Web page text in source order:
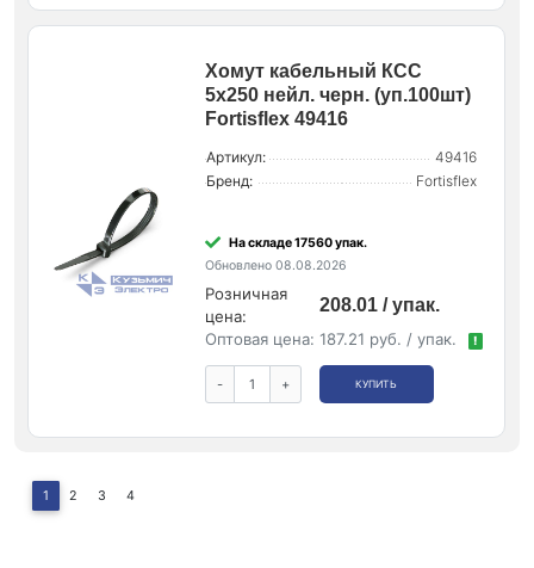
Хомут кабельный КСС
5х250 нейл. черн. (уп.100шт)
Fortisflex 49416
Артикул:
49416
Бренд:
Fortisflex
На складе 17560 упак.
Обновлено 08.08.2026
Розничная
цена:
208.01 / упак.
Оптовая цена: 187.21 руб. / упак. !
- + КУПИТЬ
1 2 3 4